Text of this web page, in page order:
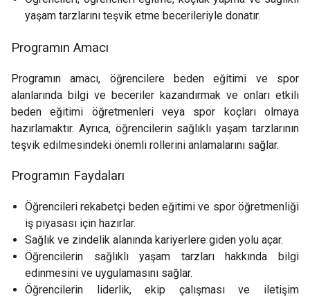
yaşam tarzlarını teşvik etme becerileriyle donatır.
Programın Amacı
Programın amacı, öğrencilere beden eğitimi ve spor
alanlarında bilgi ve beceriler kazandırmak ve onları etkili
beden eğitimi öğretmenleri veya spor koçları olmaya
hazırlamaktır. Ayrıca, öğrencilerin sağlıklı yaşam tarzlarının
teşvik edilmesindeki önemli rollerini anlamalarını sağlar.
Programın Faydaları
Öğrencileri rekabetçi beden eğitimi ve spor öğretmenliği
iş piyasası için hazırlar.
Sağlık ve zindelik alanında kariyerlere giden yolu açar.
Öğrencilerin sağlıklı yaşam tarzları hakkında bilgi
edinmesini ve uygulamasını sağlar.
Öğrencilerin liderlik, ekip çalışması ve iletişim